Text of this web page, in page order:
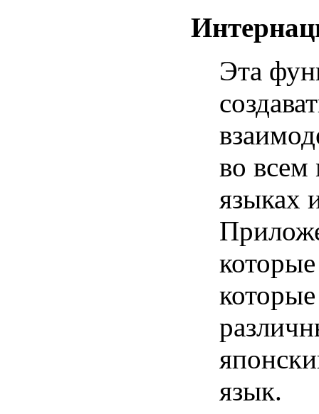
Эта
во всем
языках
язык.